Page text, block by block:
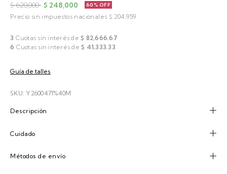
$ 620,000 $ 248,000 60% OFF
Precio sin impuestos nacionales $ 204,959
3 Cuotas sin interés de $ 82,666.67
6 Cuotas sin interés de $ 41,333.33
Guía de talles
SKU: Y2600471%40M
Descripción
Cuidado
Métodos de envío